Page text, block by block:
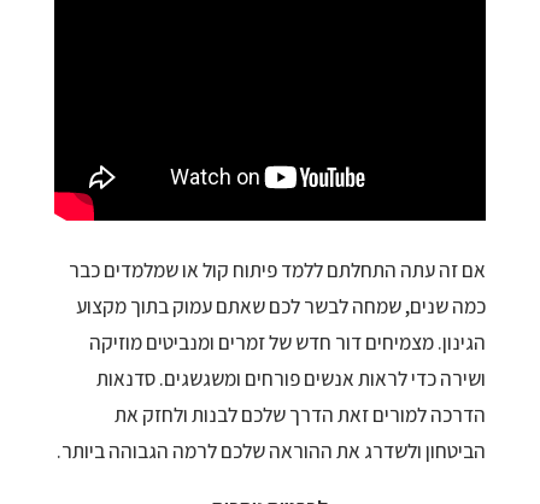
אם זה עתה התחלתם ללמד פיתוח קול או שמלמדים כבר
כמה שנים, שמחה לבשר לכם שאתם עמוק בתוך מקצוע
הגינון. מצמיחים דור חדש של זמרים ומנביטים מוזיקה
ושירה כדי לראות אנשים פורחים ומשגשגים. סדנאות
הדרכה למורים זאת הדרך שלכם לבנות ולחזק את
הביטחון ולשדרג את ההוראה שלכם לרמה הגבוהה ביותר.